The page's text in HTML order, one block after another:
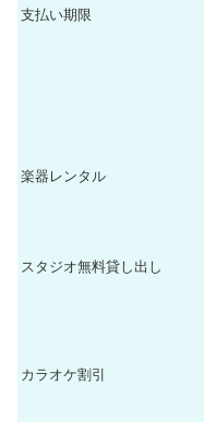
支払い期限
楽器レンタル
スタジオ無料貸し出し
カラオケ割引